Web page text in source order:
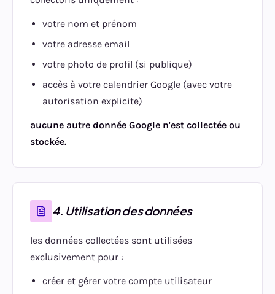
votre nom et prénom
votre adresse email
votre photo de profil (si publique)
accès à votre calendrier Google (avec votre
autorisation explicite)
aucune autre donnée Google n'est collectée ou
stockée.
4. Utilisation des données
les données collectées sont utilisées
exclusivement pour :
créer et gérer votre compte utilisateur